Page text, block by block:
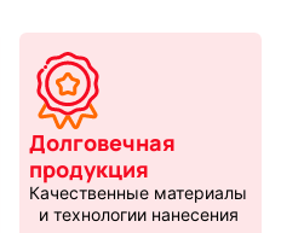
Долговечная
продукция
Качественные материалы
и технологии нанесения